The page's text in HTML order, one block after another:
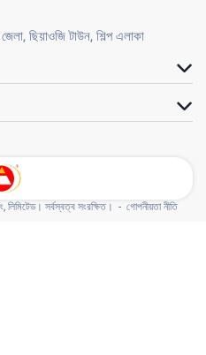
ছিয়াওজি টাউন, শিল্প এলাকা
লিমিটেড। সর্বস্বত্ব সংরক্ষিত। - গোপনীয়তা নীতি